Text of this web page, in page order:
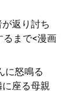
返り討ち
るまで<漫画
に怒鳴る
座る母親